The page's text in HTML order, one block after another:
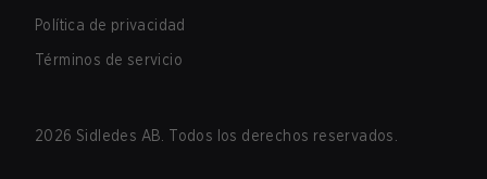
Política de privacidad
Términos de servicio
2026 Sidledes AB. Todos los derechos reservados.